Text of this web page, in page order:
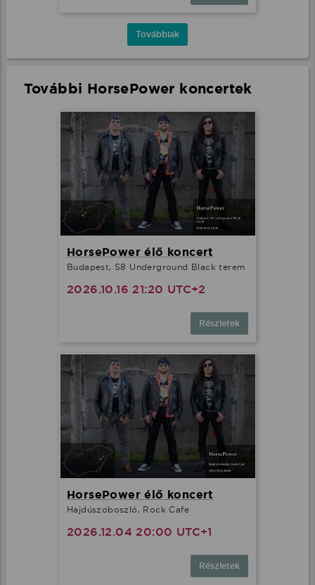
Továbbiak
További HorsePower koncertek
HorsePower élő koncert
Budapest, S8 Underground Black terem
2026.10.16 21:20 UTC+2
Részletek
HorsePower élő koncert
Hajdúszoboszló, Rock Cafe
2026.12.04 20:00 UTC+1
Részletek